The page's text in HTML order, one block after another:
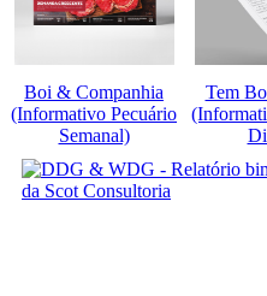
Boi & Companhia
(Informativo Pecuário
Semanal)
Tem